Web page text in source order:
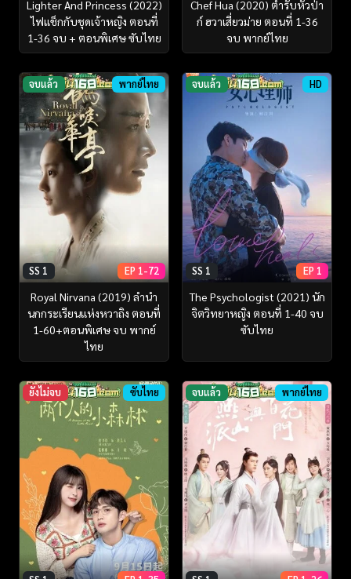
Lighter And Princess (2022)
ไฟแช็กกับชุดเจ้าหญิง ตอนที่
1-36 จบ + ตอนพิเศษ ซับไทย
Chef Hua (2020) ตำรับหัวป่า
ก์ ฮวาเสี่ยวม่าย ตอนที่ 1-36
จบ พากย์ไทย
จบแล้ว พากย์ไทย
SS 1 EP 1-72
Royal Nirvana (2019) ลำนำ
นกกระเรียนแห่งหวาถิง ตอนที่
1-60+ตอนพิเศษ จบ พากย์
ไทย
จบแล้ว HD
SS 1 EP 1
The Psychologist (2021) นัก
จิตวิทยาหญิง ตอนที่ 1-40 จบ
ซับไทย
ยังไม่จบ ซับไทย จบแล้ว พากย์ไทย